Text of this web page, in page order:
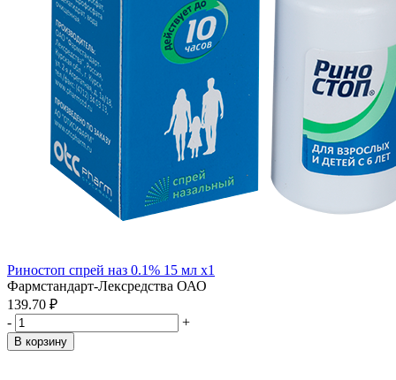
Риностоп спрей наз 0.1% 15 мл x1
Фармстандарт-Лексредства ОАО
139.70 ₽
-
+
В корзину